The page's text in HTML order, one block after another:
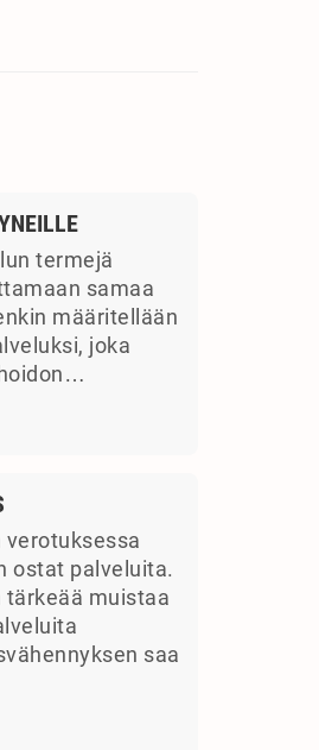
termejä
samaa
määritellään
joka
verotuksessa
ostat palveluita.
tärkeää muistaa
saa